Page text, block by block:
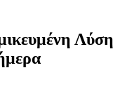
Λύση